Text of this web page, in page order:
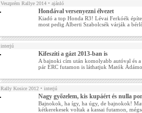
Veszprém Rallye 2014 • ajánló
Hondával versenyezni élvezet
Kiadó a top Honda R3! Lévai Ferkóék
most pedig Alberti Szabolcsék várják a
interjú
Kifeszíti a gázt 2013-ban is
A bajnoki cím után komolyabb autóval és
pár ERC futamon is láthatjuk Matók
Rally Kosice 2012 • interjú
Nagy győzelem, kis kupáért és nulla
Bajnokok, ha így, ha úgy, de bajnokok!
kétkerekesek voltak a kassai futamon,